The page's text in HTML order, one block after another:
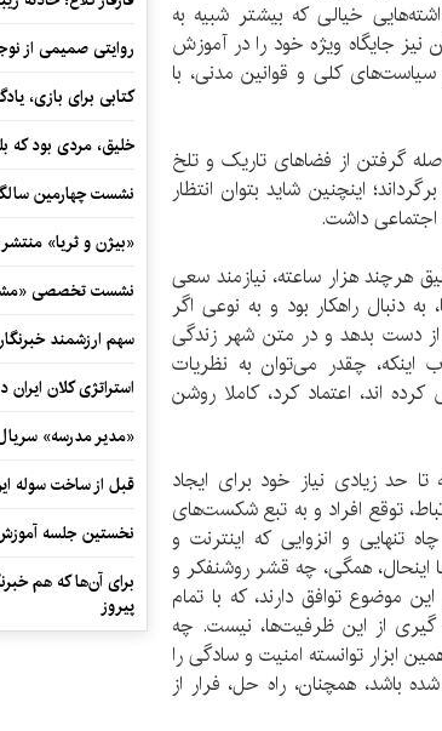
خیالی که بیشتر شبیه به
جایگاه ویژه خود را در آموزش
کلی و قوانین مدنی، با
گرفتن از فضاهای تاریک و تلخ
اینچنین شاید بتوان انتظار
داشت.
هرچند هزار ساعته، نیازمند سعی
دنبال راهکار بود و به نوعی اگر
از دست بدهد و در متن شهر زندگی
چقدر می‌توان به نظریات
اند، اعتماد کرد، کاملا روشن
حد زیادی نیاز خود برای ایجاد
توقع افراد و به تبع شکست‌های
و انزوایی که اینترنت و
اینحال، همگی، چه قشر روشنفکر و
موضوع توافق دارند، که با تمام
از این ظرفیت‌ها، نیست. چه
ابزار توانسته امنیت و سادگی را
باشد، همچنان، راه حل، فرار از
روایتی صمیمی از
کتابی برای بازی،
خلیق، مردی بود که
نشست چهارمین
«بیژن و ثریا»
نشست تخصصی
سهم ارزشمند
استراتژی کلان
«مدیر مدرسه»
قبل از ساخت سوله این 8 اشتباه را مرتکب
نخستین جلسه آموزش
برای آن‌ها که هم
پیروز